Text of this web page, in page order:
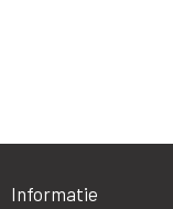
Informatie